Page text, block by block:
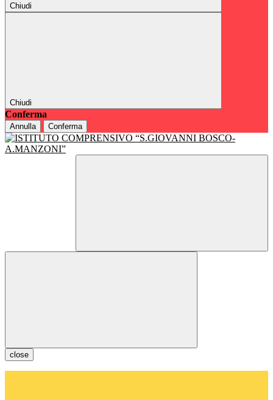
Chiudi
Chiudi
Conferma
Annulla Conferma
close